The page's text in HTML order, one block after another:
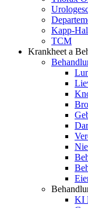
Kapp-
TCM
Krankheet a
KI